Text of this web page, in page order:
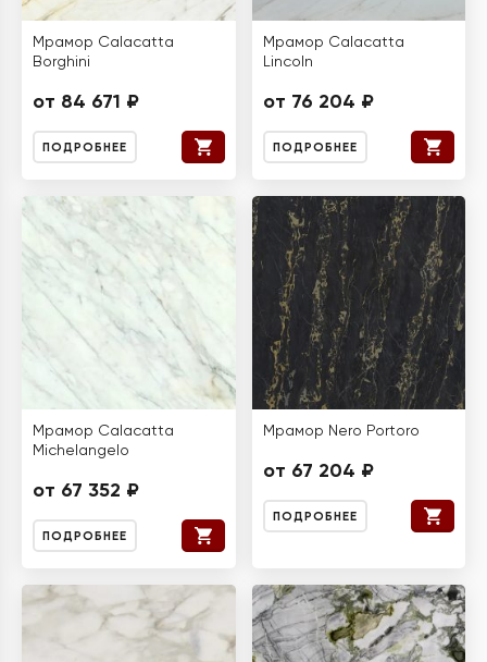
Мрамор Calacatta
Borghini
от 84 671 ₽
ПОДРОБНЕЕ
Мрамор Calacatta
Lincoln
от 76 204 ₽
ПОДРОБНЕЕ
Мрамор Calacatta
Michelangelo
от 67 352 ₽
ПОДРОБНЕЕ
Мрамор Nero Portoro
от 67 204 ₽
ПОДРОБНЕЕ